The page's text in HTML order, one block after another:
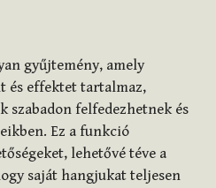
gyűjtemény, amely
és effektet tartalmaz,
szabadon felfedezhetnek és
Ez a funkció
lehetővé téve a
saját hangjukat teljesen